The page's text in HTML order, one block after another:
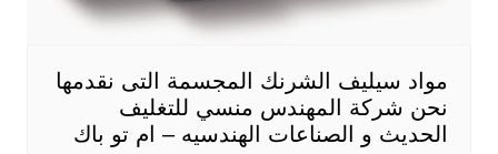
مواد سيليف الشرنك المجسمة التى نقدمها
نحن شركة المهندس منسي للتغليف
الحديث و الصناعات الهندسيه – ام تو باك